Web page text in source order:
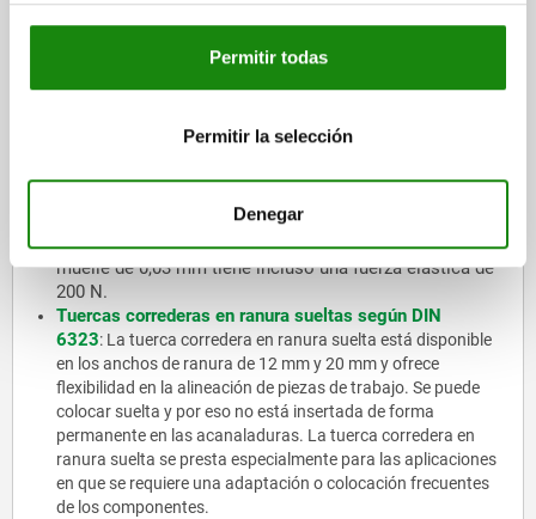
Permitir todas
Permitir la selección
Denegar
corredera en ranura elástica se utiliza para alinear sin
juego piezas de trabajo sobre mesas de máquinas con
ranuras en T según DIN 650.
corredera en ranura compensa de forma independiente
el juego de tolerancia de las ranuras de orientación,
ranura tiene una fuerza elástica de 100 N con un
recorrido de muelle de 0,02 mm, con un recorrido de
muelle de 0,03 mm tiene incluso una fuerza elástica de
200 N.
Tuercas correderas en ranura sueltas según DIN
6323: La tuerca corredera en ranura suelta está disponible
en los anchos de ranura de 12 mm y 20 mm y ofrece
flexibilidad en la alineación de piezas de trabajo. Se puede
colocar suelta y por eso no está insertada de forma
permanente en las acanaladuras. La tuerca corredera en
ranura suelta se presta especialmente para las aplicaciones
en que se requiere una adaptación o colocación frecuentes
de los componentes.